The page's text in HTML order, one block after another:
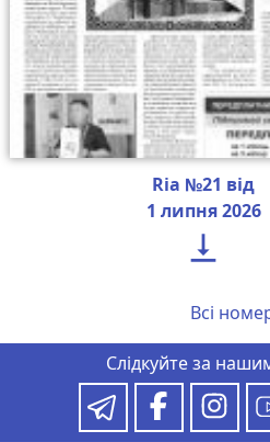
Ria №21 від
1 липня 2026

Всі
Слідкуйте за